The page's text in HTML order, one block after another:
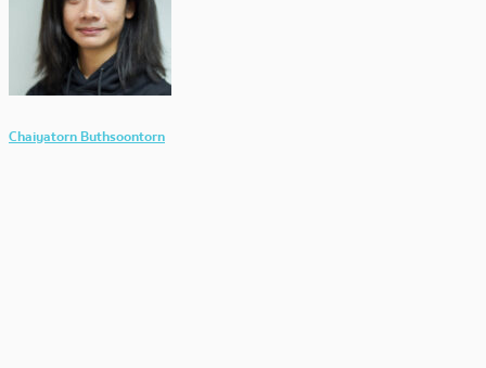
Chaiyatorn Buthsoontorn